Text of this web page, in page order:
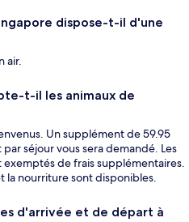
dispose-t-il d'une
air.
t-il les animaux de
Un supplément de 59.95
séjour vous sera demandé. Les
exemptés de frais supplémentaires.
la nourriture sont disponibles.
d'arrivée et de départ à